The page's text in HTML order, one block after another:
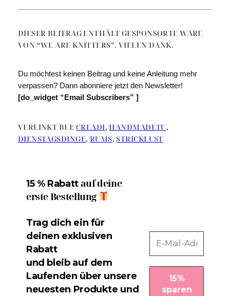
DIESER BEITRAG ENTHÄLT GESPONSORTE WARE
VON “WE ARE KNITTERS”. VIELEN DANK.
Du möchtest keinen Beitrag und keine Anleitung mehr
verpassen? Dann abonniere jetzt den Newsletter!
[do_widget “Email Subscribers” ]
VERLINKT BEI: CREADI, HANDMADETU,
DIENSTAGSDINGE, RUMS,STRICKLUST
15 % Rabattauf deine
erste Bestellung
Trag dich ein für
deinen exklusiven
Rabatt
und bleib auf dem
Laufenden über unsere
neuesten Produkte und